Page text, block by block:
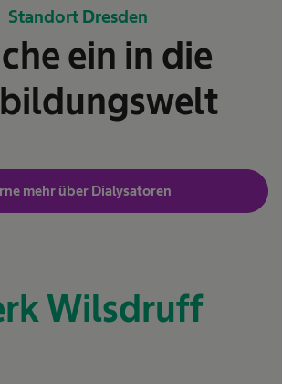
Standort Dresden
ein in die
mehr über Dialysatoren
Wilsdruff